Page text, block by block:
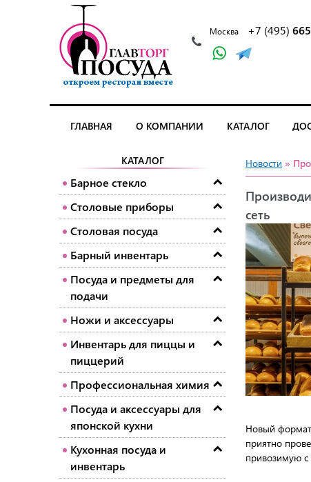
Москва +7 (495)
ГЛАВНАЯ О КОМПАНИИ КАТАЛОГ
КАТАЛОГ
Барное стекло
Столовые приборы
Столовая посуда
Барный инвентарь
Посуда и предметы для
подачи
Ножи и аксессуары
Инвентарь для пиццы и
пиццерий
Профессиональная химия
Посуда и аксессуары для
японской кухни
Кухонная посуда и
инвентарь
Новости »
сеть
Новый формат
приятно
привозимую с